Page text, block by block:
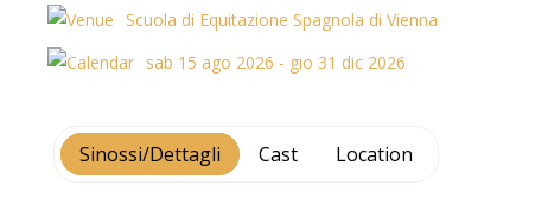
Scuola di Equitazione Spagnola di Vienna
sab 15 ago 2026 - gio 31 dic 2026
Sinossi/Dettagli Cast Location